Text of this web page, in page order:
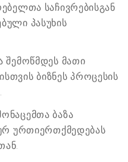
საჩივრებისგან
პასუხის
შემოწმდეს მათი
ბიზნეს პროცესის
ბაზა
ურთიერთქმედებას